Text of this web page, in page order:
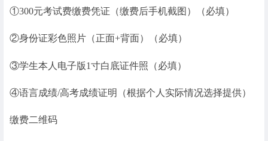
①300元考试费缴费凭证（缴费后手机截图）（必填）
②身份证彩色照片（正面+背面）（必填）
③学生本人电子版1寸白底证件照（必填）
④语言成绩/高考成绩证明（根据个人实际情况选择提供）
缴费二维码